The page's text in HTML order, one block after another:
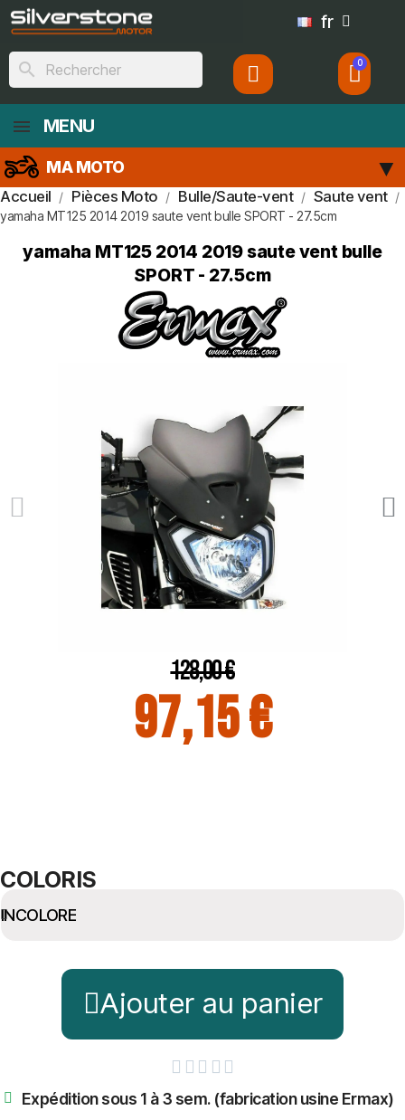
fr
search
MENU
MA MOTO
Accueil Pièces Moto Bulle/Saute-vent Saute vent
yamaha MT125 2014 2019 saute vent bulle SPORT - 27.5cm
yamaha MT125 2014 2019 saute vent bulle
SPORT - 27.5cm
128,00 €
97,15 €
COLORIS
Ajouter au panier
    
Expédition sous 1 à 3 sem. (fabrication usine Ermax)